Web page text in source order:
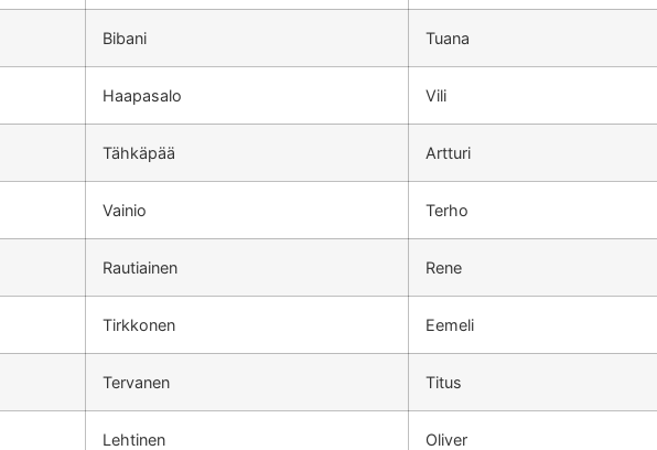
Bibani Tuana
Haapasalo Vili
Tähkäpää Artturi
Vainio Terho
Rautiainen Rene
Tirkkonen Eemeli
Tervanen Titus
Lehtinen Oliver